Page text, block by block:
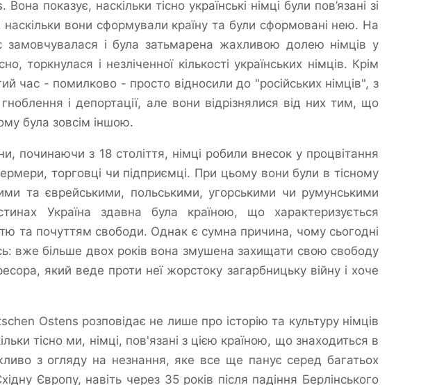
показує, наскільки тісно українські німці були пов’язані зі
вони сформували країну та були сформовані нею. На
замовчувалася і була затьмарена жахливою долею німців у
торкнулася і незліченної кількості українських німців. Крім
час - помилково - просто відносили до "російських німців", з
і депортації, але вони відрізнялися від них тим, що
була зовсім іншою.
починаючи з 18 століття, німці робили внесок у процвітання
торговці чи підприємці. При цьому вони були в тісному
та єврейськими, польськими, угорськими чи румунськими
Україна здавна була країною, що характеризується
та почуттям свободи. Однак є сумна причина, чому сьогодні
вже більше двох років вона змушена захищати свою свободу
який веде проти неї жорстоку загарбницьку війну і хоче
Ostens розповідає не лише про історію та культуру німців
тісно ми, німці, пов'язані з цією країною, що знаходиться в
з огляду на незнання, яке все ще панує серед багатьох
Європу, навіть через 35 років після падіння Берлінського